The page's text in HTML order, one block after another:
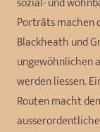
Porträts machen
Blackheath und
ungewöhnlichen
werden liessen.
Routen macht